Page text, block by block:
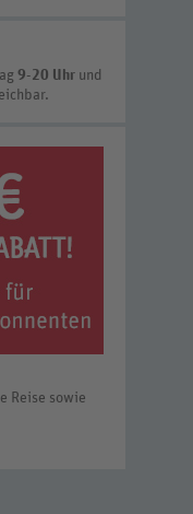
9-20 Uhr und
Reise sowie